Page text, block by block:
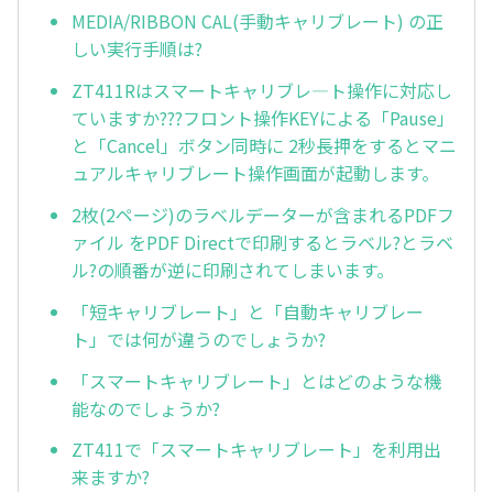
MEDIA/RIBBON CAL(手動キャリブレート) の正
しい実行手順は?
ZT411Rはスマートキャリブレ—ト操作に対応し
ていますか???フロント操作KEYによる「Pause」
と「Cancel」ボタン同時に 2秒長押をするとマニ
ュアルキャリブレート操作画面が起動します。
2枚(2ページ)のラベルデーターが含まれるPDFフ
ァイル をPDF Directで印刷するとラベル?とラベ
ル?の順番が逆に印刷されてしまいます。
「短キャリブレート」と「自動キャリブレー
ト」では何が違うのでしょうか?
「スマートキャリブレート」とはどのような機
能なのでしょうか?
ZT411で「スマートキャリブレート」を利用出
来ますか?